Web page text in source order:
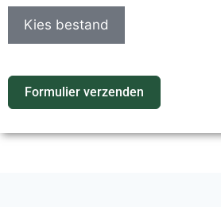
Kies bestand
Formulier verzenden